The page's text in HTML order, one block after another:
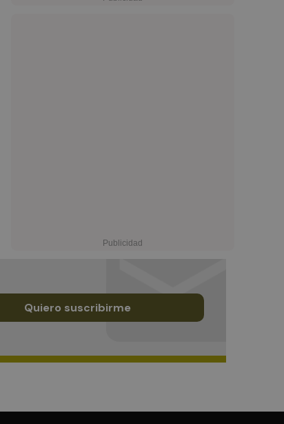
Quiero suscribirme